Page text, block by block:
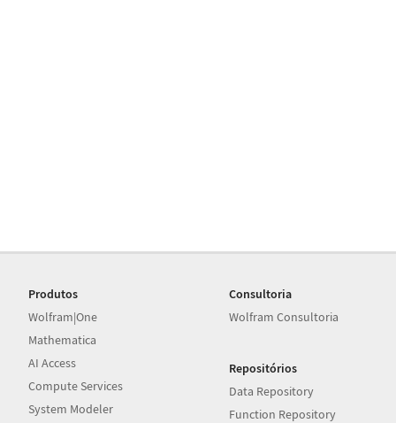
Produtos
Wolfram|One
Mathematica
AI Access
Compute Services
System Modeler
Consultoria
Wolfram Consultoria
Repositórios
Data Repository
Function Repository